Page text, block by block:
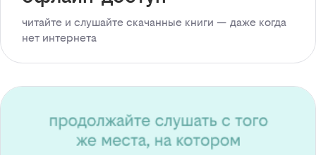
читайте и слушайте скачанные книги — даже когда
нет интернета